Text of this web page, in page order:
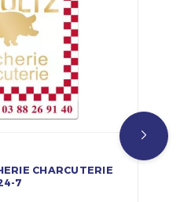
CHARCUTERIE
7